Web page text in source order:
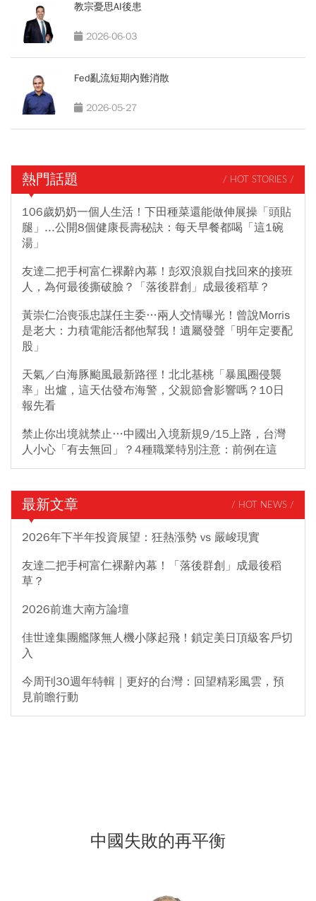
教宗憂思AI後患
2026-06-03
Fed亂流短期內難消散
2026-05-27
熱門話題 / HOT STORIES /
106歲奶奶一個人生活！下田種菜還能做伸展操「頭貼
腿」...公開8個健康長壽秘訣：每天早餐都喝「這1碗
湯」
友達二把手柯富仁裸辭內幕！彭双浪親自找回來的接班
人，為何最後撕破臉？「落後群創」成最後稻草？
黃崇仁治喪張忠謀任主委…兩人交情曝光！曾說Morris
是老大：力積電能活都他幫我！遺屬發聲「明年定要配
股」
天氣／白海豚颱風最新路徑！北北基桃「暴風圈侵襲
率」出爐，這天估發布海警，父親節會影響嗎？10日
報先看
禁止你出境就禁止…中國出入境新規9/15上路，台灣
人小心「有去無回」？4種職業特別注意：前例在這
最新文章 / HOT NEWS /
2026年下半年投資展望：狂熱漲勢 vs 嚴峻現實
友達二把手柯富仁裸辭內幕！「落後群創」成最後稻
草？
2026前進大南方論壇
佳世達集團艦隊無人機小隊起飛！鎖定美日頂級客戶切
入
今周刊30週年特輯｜更好的台灣：回望精彩風雲，預
見前瞻行動
中國失敗的再平衡